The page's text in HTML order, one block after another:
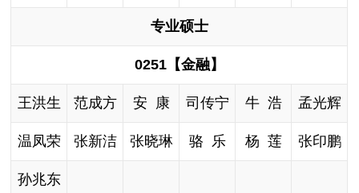
专业硕士
0251【金融】
王洪生 范成方 安 康 司传宁 牛 浩 孟光辉
温凤荣 张新洁 张晓琳 骆 乐 杨 莲 张印鹏
孙兆东